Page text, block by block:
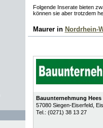
Folgende Inserate bieten
können sie aber trotzdem
Maurer in Nordrhein-
Bauunternehmung Hees
57080 Siegen-Eiserfeld,
Tel.: (0271) 38 13 27